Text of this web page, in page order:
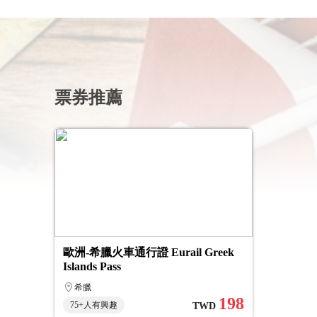
票券推薦
歐洲-希臘火車通行證 Eurail Greek
Islands Pass
希臘
75+人有興趣
TWD 198